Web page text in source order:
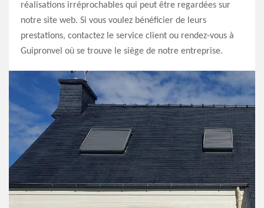
réalisations irréprochables qui peut être regardées sur
notre site web. Si vous voulez bénéficier de leurs
prestations, contactez le service client ou rendez-vous à
Guipronvel où se trouve le siège de notre entreprise.